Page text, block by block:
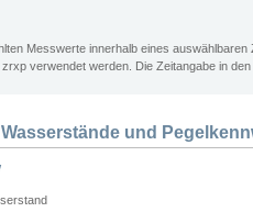
Messwerte innerhalb eines
verwendet werden. Die Zeitangabe in
und